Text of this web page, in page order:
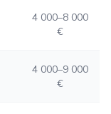
4 000–8 000
€
4 000–9 000
€